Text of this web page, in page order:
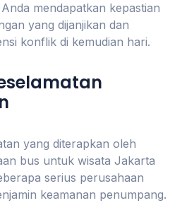
mendapatkan kepastian
yang dijanjikan dan
konflik di kemudian hari.
yang diterapkan oleh
bus untuk wisata Jakarta
serius perusahaan
keamanan penumpang.